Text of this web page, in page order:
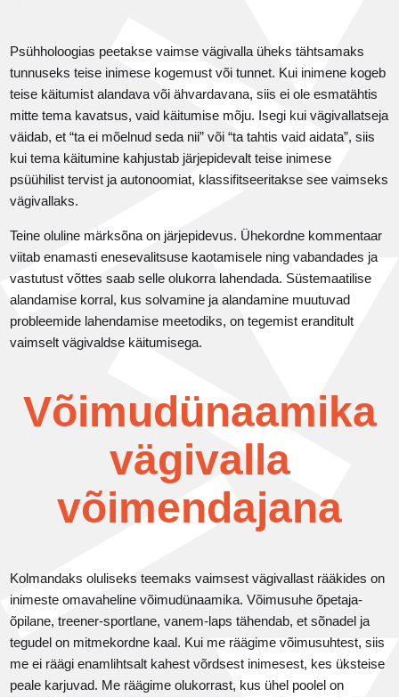
Psühholoogias peetakse vaimse vägivalla üheks tähtsamaks
tunnuseks teise inimese kogemust või tunnet. Kui inimene kogeb
teise käitumist alandava või ähvardavana, siis ei ole esmatähtis
mitte tema kavatsus, vaid käitumise mõju. Isegi kui vägivallatseja
väidab, et “ta ei mõelnud seda nii” või “ta tahtis vaid aidata”, siis
kui tema käitumine kahjustab järjepidevalt teise inimese
psüühilist tervist ja autonoomiat, klassifitseeritakse see vaimseks
vägivallaks.
Teine oluline märksõna on järjepidevus. Ühekordne kommentaar
viitab enamasti enesevalitsuse kaotamisele ning vabandades ja
vastutust võttes saab selle olukorra lahendada. Süstemaatilise
alandamise korral, kus solvamine ja alandamine muutuvad
probleemide lahendamise meetodiks, on tegemist eranditult
vaimselt vägivaldse käitumisega.
Võimudünaamika
vägivalla
võimendajana
Kolmandaks oluliseks teemaks vaimsest vägivallast rääkides on
inimeste omavaheline võimudünaamika. Võimusuhe õpetaja-
õpilane, treener-sportlane, vanem-laps tähendab, et sõnadel ja
tegudel on mitmekordne kaal. Kui me räägime võimusuhtest, siis
me ei räägi enamlihtsalt kahest võrdsest inimesest, kes üksteise
peale karjuvad. Me räägime olukorrast, kus ühel poolel on